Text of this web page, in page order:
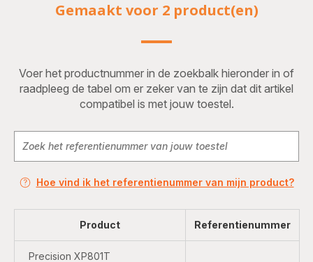
Gemaakt voor 2 product(en)
Voer het productnummer in de zoekbalk hieronder in of
raadpleeg de tabel om er zeker van te zijn dat dit artikel
compatibel is met jouw toestel.
Hoe vind ik het referentienummer van mijn product?
Product Referentienummer
Precision XP801T